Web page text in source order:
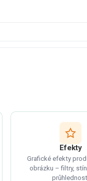
Efekty
Grafické efekty
obrázku – filtry,